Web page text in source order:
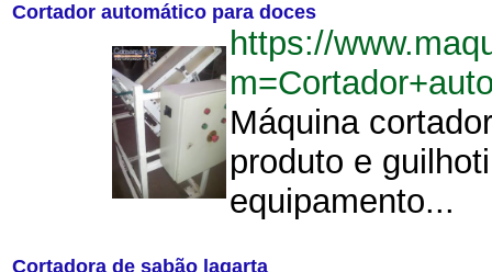
Cortador automático para doces
https://
Máquina
produto e
equipamento...
Cortadora de sabão lagarta